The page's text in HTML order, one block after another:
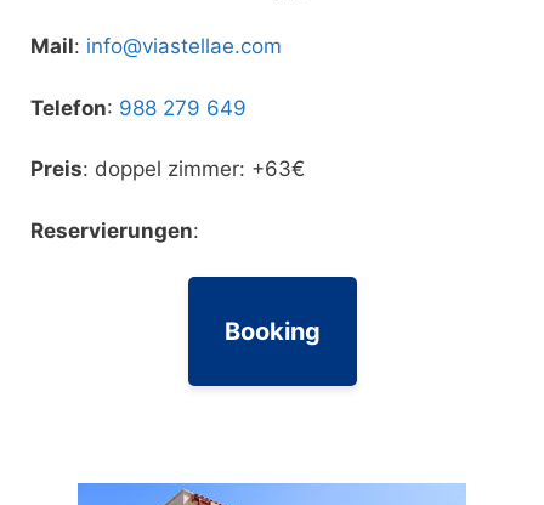
Mail: info@viastellae.com
Telefon: 988 279 649
Preis: doppel zimmer: +63€
Reservierungen:
Booking